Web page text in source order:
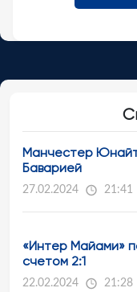
Манчестер
Баварией
27.02.2024 21:41
«Интер Майами»
счетом 2:1
22.02.2024 21:28